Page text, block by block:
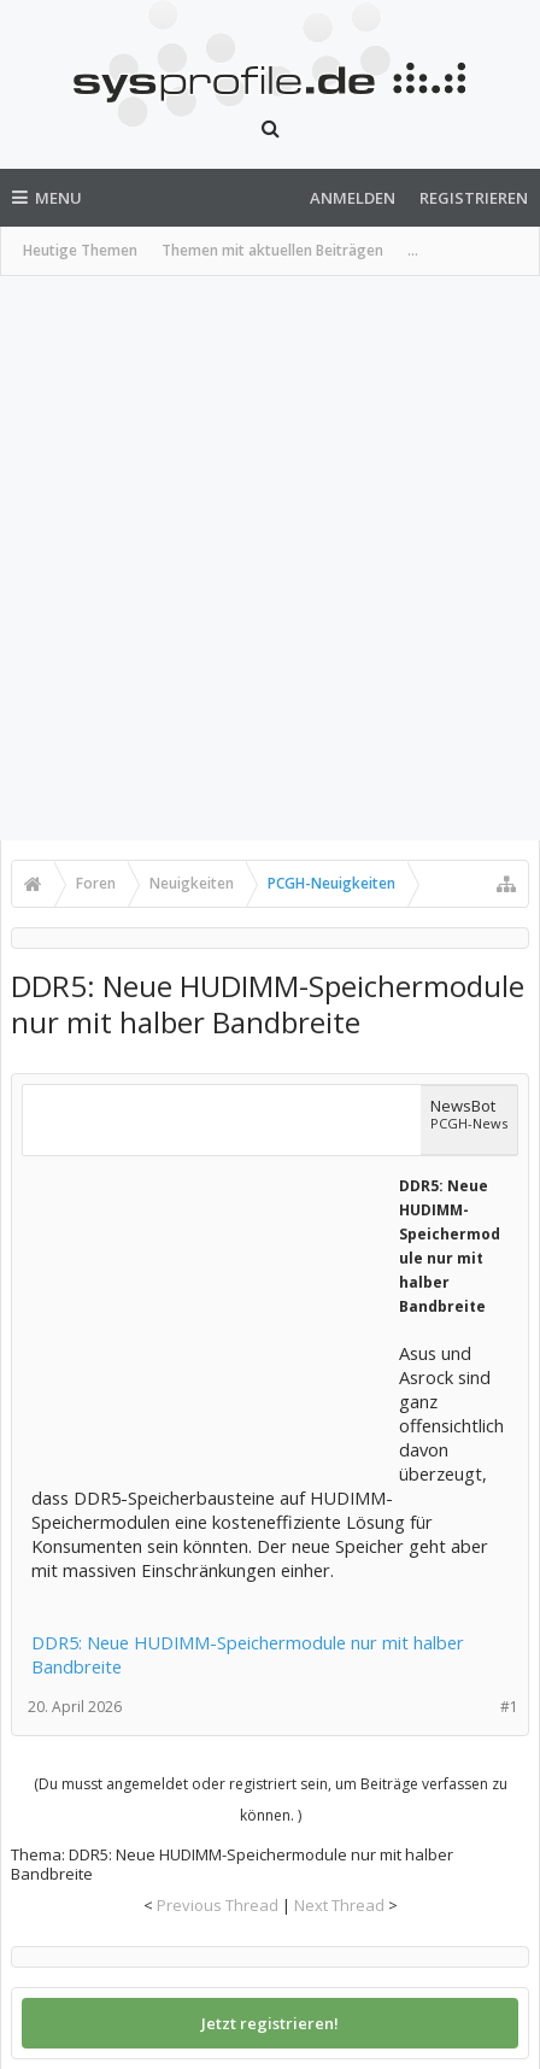
MENU
Heutige Themen Themen mit aktuellen Beiträgen ...
ANMELDEN REGISTRIEREN
Foren Neuigkeiten PCGH-Neuigkeiten
DDR5: Neue HUDIMM-Speichermodule
nur mit halber Bandbreite
NewsBot
PCGH-News
DDR5: Neue
HUDIMM-
Speichermod
ule nur mit
halber
Bandbreite
Asus und
Asrock sind
ganz
offensichtlich
davon
überzeugt,
dass DDR5-Speicherbausteine auf HUDIMM-
Speichermodulen eine kosteneffiziente Lösung für
Konsumenten sein könnten. Der neue Speicher geht aber
mit massiven Einschränkungen einher.
DDR5: Neue HUDIMM-Speichermodule nur mit halber
Bandbreite
#1
20. April 2026
(Du musst angemeldet oder registriert sein, um Beiträge verfassen zu
können. )
Thema: DDR5: Neue HUDIMM-Speichermodule nur mit halber
Bandbreite
< Previous Thread | Next Thread >
Jetzt registrieren!